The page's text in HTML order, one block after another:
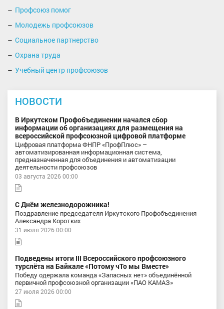
Профсоюз помог
Молодежь профсоюзов
Социальное партнерство
Охрана труда
Учебный центр профсоюзов
НОВОСТИ
В Иркутском Профобъединении начался сбор
информации об организациях для размещения на
всероссийской профсоюзной цифровой платформе
Цифровая платформа ФНПР «ПрофПлюс» –
автоматизированная информационная система,
предназначенная для объединения и автоматизации
деятельности профсоюзов
03 августа 2026 00:00
С Днём железнодорожника!
Поздравление председателя Иркутского Профобъединения
Александра Коротких
31 июля 2026 00:00
Подведены итоги III Всероссийского профсоюзного
турслёта на Байкале «Потому чТо мы Вместе»
Победу одержала команда «Запасных нет» объединённой
первичной профсоюзной организации «ПАО КАМАЗ»
27 июля 2026 00:00